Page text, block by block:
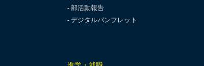
部活動報告
デジタルパンフレット